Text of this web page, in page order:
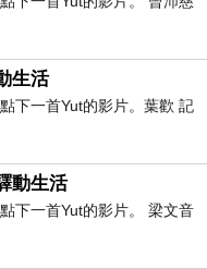
生活
下一首Yut的影片。葉歡 記
動生活
下一首Yut的影片。 梁文音